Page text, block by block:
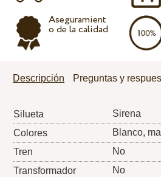
Aseguramient
o de la calidad
Descripción Preguntas y
Silueta
Sirena
Colores
Blanco,
Tren
No
Transformador
No